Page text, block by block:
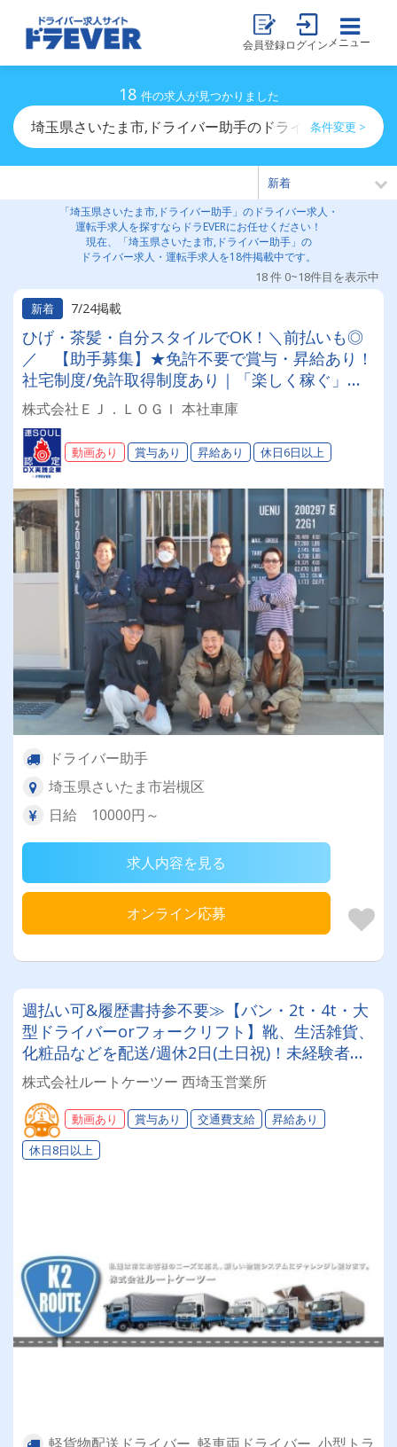
会員登録ログイン メニュー
18 件の求人が見つかりました
埼玉県さいたま市,ドライバー助手のドライバー求人・運
条件変更 >
「埼玉県さいたま市,ドライバー助手」のドライバー求人・
運転手求人を探すならドラEVERにお任せください！
現在、「埼玉県さいたま市,ドライバー助手」の
ドライバー求人・運転手求人を18件掲載中です。
18 件 0~18件目を表示中
新着
7/24掲載
ひげ・茶髪・自分スタイルでOK！＼前払いも◎
／ 【助手募集】★免許不要で賞与・昇給あり！
社宅制度/免許取得制度あり｜「楽しく稼ぐ」が
合言葉！男女共に活躍中♪
株式会社ＥＪ．ＬＯＧＩ 本社車庫
動画あり 賞与あり 昇給あり 休日6日以上
ドライバー助手
埼玉県さいたま市岩槻区
日給 10000円～
求人内容を見る
オンライン応募
週払い可&履歴書持参不要≫【バン・2t・4t・大
型ドライバーorフォークリフト】靴、生活雑貨、
化粧品などを配送/週休2日(土日祝)！未経験者・
普通免許のみ大歓迎！大型免許取得時は50%費用
補助制度も有★インセン・賞与・勤続給・子ども
手当など待遇充実
株式会社ルートケーツー 西埼玉営業所
動画あり 賞与あり 交通費支給
昇給あり
休日8日以上